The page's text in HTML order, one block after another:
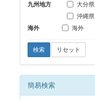
九州地方
大分県
沖縄県
海外
海外
検索 リセット
簡易検索